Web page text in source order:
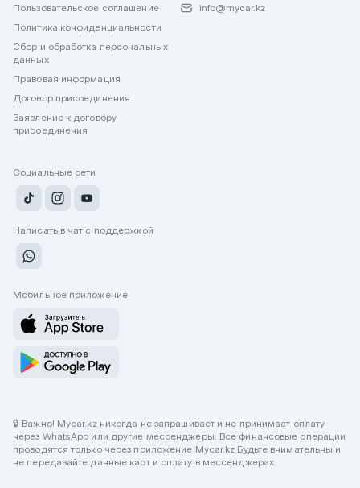
Пользовательское соглашение
Политика конфиденциальности
Сбор и обработка персональных
данных
Правовая информация
Договор присоединения
Заявление к договору
присоединения
info@mycar.kz
Социальные сети
Написать в чат с поддержкой
Мобильное приложение
🔒 Важно! Mycar.kz никогда не запрашивает и не принимает оплату
через WhatsApp или другие мессенджеры. Все финансовые операции
проводятся только через приложение Mycar.kz Будьте внимательны и
не передавайте данные карт и оплату в мессенджерах.